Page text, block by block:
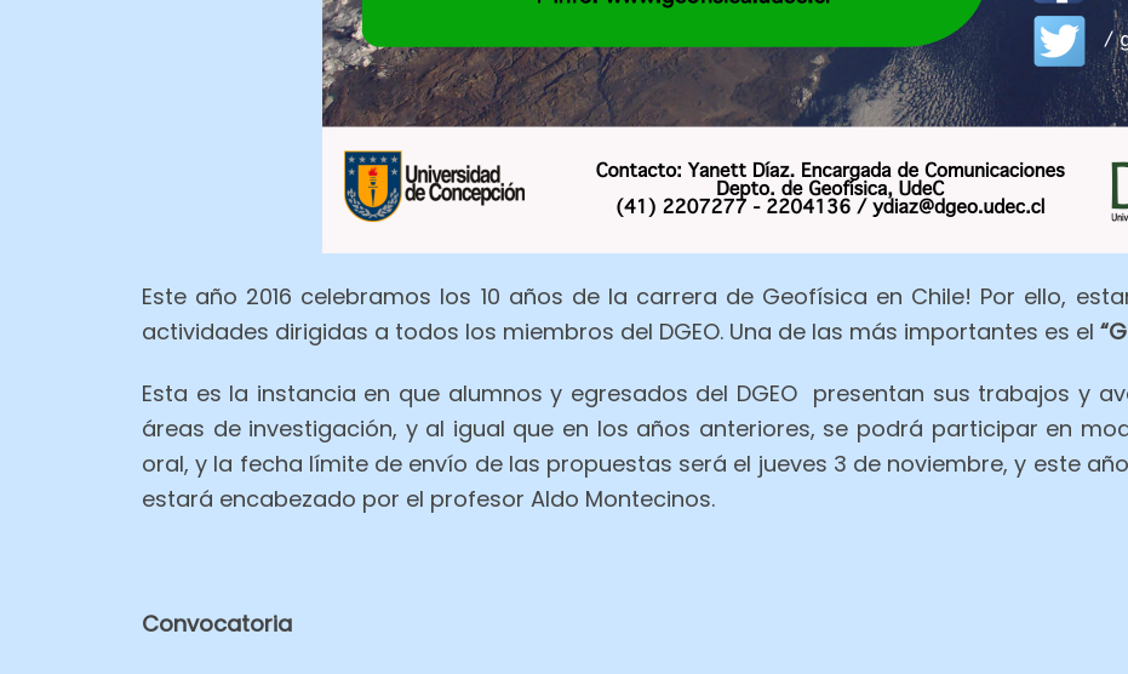
Este año 2016 celebramos los 10 años de la carrera de Geofísica en Chile! Por ello,
actividades dirigidas a todos los miembros del DGEO. Una de las más importantes es el
Esta es la instancia en que alumnos y egresados del DGEO presentan sus trabajos y
áreas de investigación, y al igual que en los años anteriores, se podrá participar en
oral, y la fecha límite de envío de las propuestas será el jueves 3 de noviembre, y este
estará encabezado por el profesor Aldo Montecinos.
Convocatoria